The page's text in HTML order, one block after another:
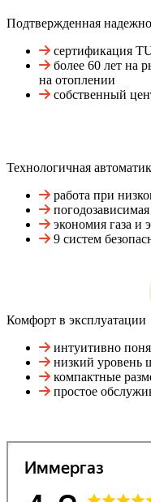
Подтвержденная
сертификация
более 60 лет на
на отоплении
собственный
Технологичная
работа при
экономия газа и
9 систем
Комфорт в эксплуатации
интуитивно
низкий уровень
компактные
простое